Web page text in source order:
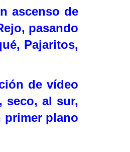
ascenso de
pasando
Pajaritos,
de vídeo
seco, al sur,
primer plano